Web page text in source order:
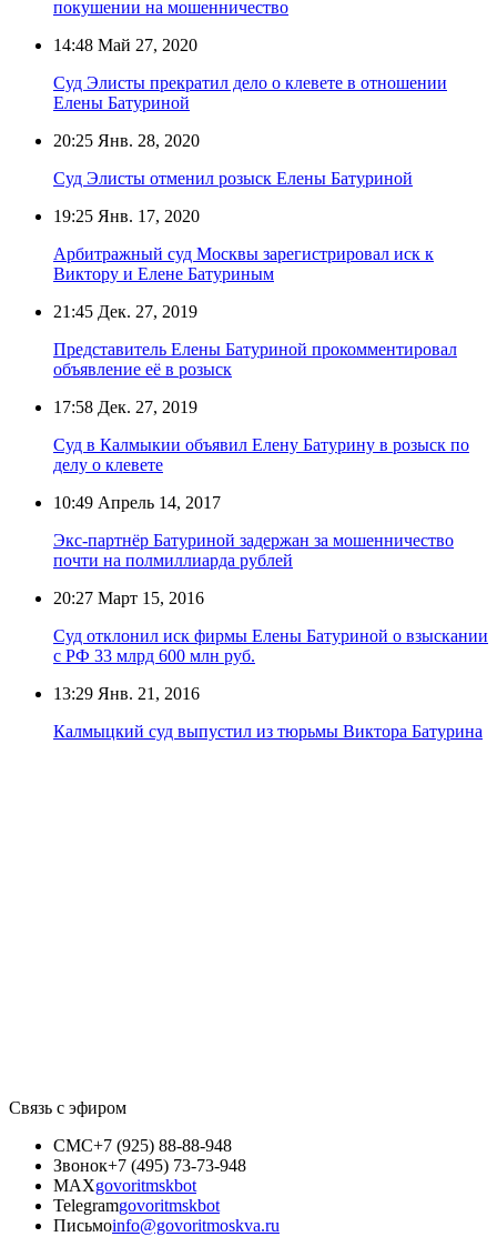
покушении на мошенничество
14:48 Май 27, 2020
Суд Элисты прекратил дело о клевете в отношении
Елены Батуриной
20:25 Янв. 28, 2020
Суд Элисты отменил розыск Елены Батуриной
19:25 Янв. 17, 2020
Арбитражный суд Москвы зарегистрировал иск к
Виктору и Елене Батуриным
21:45 Дек. 27, 2019
Представитель Елены Батуриной прокомментировал
объявление её в розыск
17:58 Дек. 27, 2019
Суд в Калмыкии объявил Елену Батурину в розыск по
делу о клевете
10:49 Апрель 14, 2017
Экс-партнёр Батуриной задержан за мошенничество
почти на полмиллиарда рублей
20:27 Март 15, 2016
Суд отклонил иск фирмы Елены Батуриной о взыскании
с РФ 33 млрд 600 млн руб.
13:29 Янв. 21, 2016
Калмыцкий суд выпустил из тюрьмы Виктора Батурина
Связь с эфиром
СМС+7 (925) 88-88-948
Звонок+7 (495) 73-73-948
MAXgovoritmskbot
Telegramgovoritmskbot
Письмоinfo@govoritmoskva.ru